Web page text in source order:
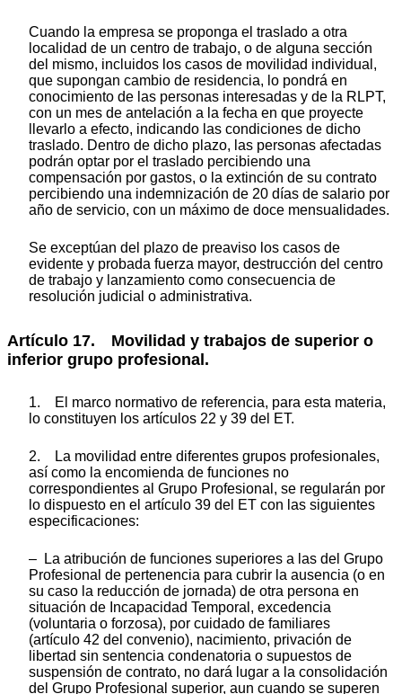
Cuando la empresa se proponga el traslado a otra
localidad de un centro de trabajo, o de alguna sección
del mismo, incluidos los casos de movilidad individual,
que supongan cambio de residencia, lo pondrá en
conocimiento de las personas interesadas y de la RLPT,
con un mes de antelación a la fecha en que proyecte
llevarlo a efecto, indicando las condiciones de dicho
traslado. Dentro de dicho plazo, las personas afectadas
podrán optar por el traslado percibiendo una
compensación por gastos, o la extinción de su contrato
percibiendo una indemnización de 20 días de salario por
año de servicio, con un máximo de doce mensualidades.
Se exceptúan del plazo de preaviso los casos de
evidente y probada fuerza mayor, destrucción del centro
de trabajo y lanzamiento como consecuencia de
resolución judicial o administrativa.
Artículo 17. Movilidad y trabajos de superior o
inferior grupo profesional.
1. El marco normativo de referencia, para esta materia,
lo constituyen los artículos 22 y 39 del ET.
2. La movilidad entre diferentes grupos profesionales,
así como la encomienda de funciones no
correspondientes al Grupo Profesional, se regularán por
lo dispuesto en el artículo 39 del ET con las siguientes
especificaciones:
– La atribución de funciones superiores a las del Grupo
Profesional de pertenencia para cubrir la ausencia (o en
su caso la reducción de jornada) de otra persona en
situación de Incapacidad Temporal, excedencia
(voluntaria o forzosa), por cuidado de familiares
(artículo 42 del convenio), nacimiento, privación de
libertad sin sentencia condenatoria o supuestos de
suspensión de contrato, no dará lugar a la consolidación
del Grupo Profesional superior, aun cuando se superen